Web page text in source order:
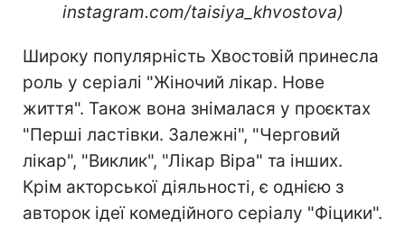
instagram.com/taisiya_khvostova)
Широку популярність Хвостовій принесла
роль у серіалі "Жіночий лікар. Нове
життя". Також вона знімалася у проєктах
"Перші ластівки. Залежні", "Черговий
лікар", "Виклик", "Лікар Віра" та інших.
Крім акторської діяльності, є однією з
авторок ідеї комедійного серіалу "Фіцики".